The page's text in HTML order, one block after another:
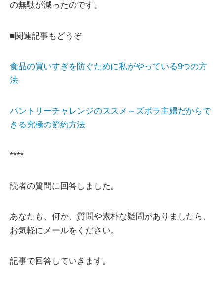
の無駄が減ったのです。
■関連記事もどうぞ
食品の買いすぎを防ぐために私がやっている9つの方
法
パントリーチャレンジのススメ～ズボラ主婦だからで
きる究極の節約方法
****
読者の質問に回答しました。
あなたも、何か、質問や素朴な疑問がありましたら、
お気軽にメールをください。
記事で回答していきます。